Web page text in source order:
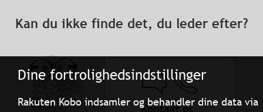
Dine fortrolighedsindstillinger
Rakuten Kobo indsamler og behandler dine data via
Kan du ikke finde det, du leder efter?
Kontakt os